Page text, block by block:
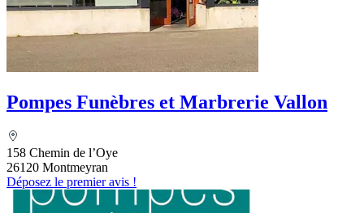
Pompes Funèbres et Marbrerie Vallon
158 Chemin de l’Oye
26120 Montmeyran
Déposez le premier avis !